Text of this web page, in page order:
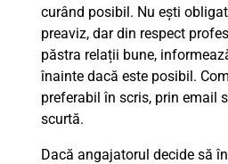
curând posibil. Nu ești
preaviz, dar din respect
păstra relații bune,
înainte dacă este posibil.
preferabil în scris, prin email
scurtă.
Dacă angajatorul decide să